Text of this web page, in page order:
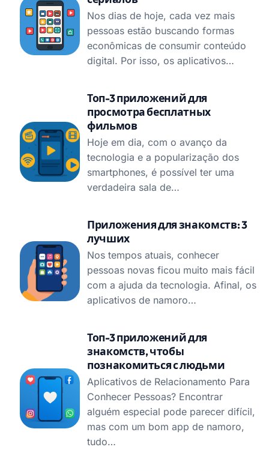
Nos dias de hoje, cada vez mais
pessoas estão buscando formas
econômicas de consumir conteúdo
digital. Por isso, os aplicativos…
Топ-3 приложений для
просмотра бесплатных
фильмов
Hoje em dia, com o avanço da
tecnologia e a popularização dos
smartphones, é possível ter uma
verdadeira sala de…
Приложения для знакомств: 3
лучших
Nos tempos atuais, conhecer
pessoas novas ficou muito mais fácil
com a ajuda da tecnologia. Afinal, os
aplicativos de namoro…
Топ-3 приложений для
знакомств, чтобы
познакомиться с людьми
Aplicativos de Relacionamento Para
Conhecer Pessoas? Encontrar
alguém especial pode parecer difícil,
mas com um bom app de namoro,
tudo…